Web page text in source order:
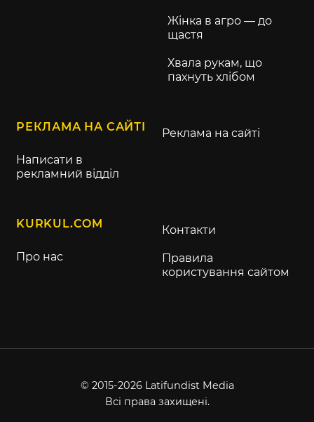
Жінка в агро — до
щастя
Хвала рукам, що
пахнуть хлібом
РЕКЛАМА НА САЙТІ
Написати в
рекламний відділ
Реклама на сайті
KURKUL.COM
Про нас
Контакти
Правила
користування сайтом
© 2015-2026 Latifundist Media
Всі права захищені.